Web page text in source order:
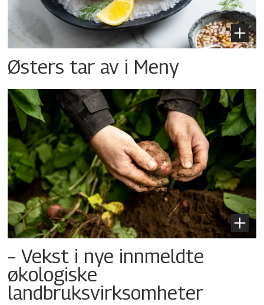
Østers tar av i Meny
– Vekst i nye innmeldte
økologiske
landbruksvirksomheter